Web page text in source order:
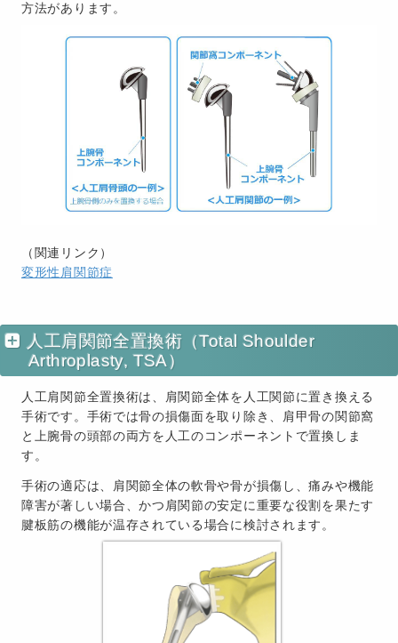
方法があります。
（関連リンク）
変形性肩関節症
人工肩関節全置換術（Total Shoulder
Arthroplasty, TSA）
人工肩関節全置換術は、肩関節全体を人工関節に置き換える
手術です。手術では骨の損傷面を取り除き、肩甲骨の関節窩
と上腕骨の頭部の両方を人工のコンポーネントで置換しま
す。
手術の適応は、肩関節全体の軟骨や骨が損傷し、痛みや機能
障害が著しい場合、かつ肩関節の安定に重要な役割を果たす
腱板筋の機能が温存されている場合に検討されます。